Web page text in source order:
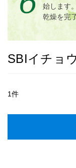
始します
乾燥を完
SBIイチョ
1件